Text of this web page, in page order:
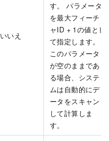
いいえ
す。 パラメータ
を最大フィーチ
ャID + 1の値とし
て指定します。
このパラメータ
が空のままであ
る場合、システ
ムは自動的にデ
ータをスキャン
して計算しま
す。